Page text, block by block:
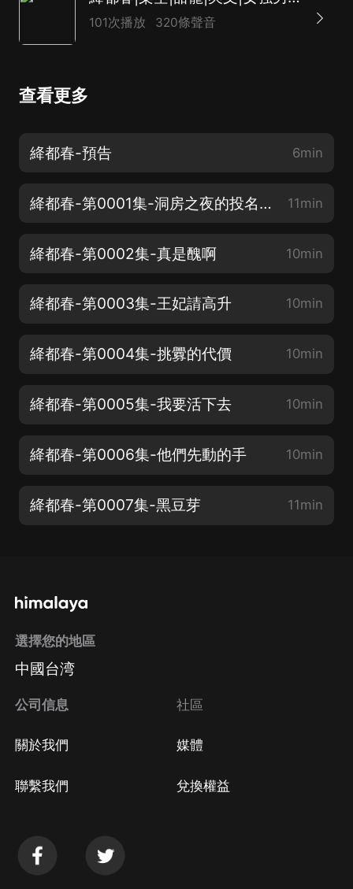
101次播放 320條聲音
查看更多
絳都春-預告 6min
絳都春-第0001集-洞房之夜的投名狀 11min
絳都春-第0002集-真是醜啊 10min
絳都春-第0003集-王妃請高升 10min
絳都春-第0004集-挑釁的代價 10min
絳都春-第0005集-我要活下去 10min
絳都春-第0006集-他們先動的手 10min
絳都春-第0007集-黑豆芽 11min
選擇您的地區
中國台湾
公司信息
關於我們
聯繫我們
社區
媒體
兌換權益